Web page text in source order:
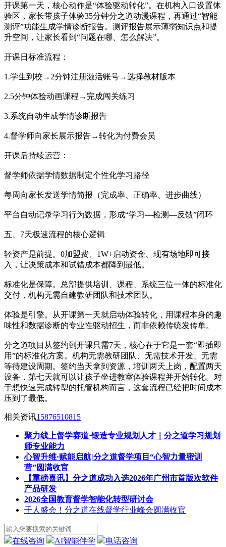
开课第一天，核心动作是“体验驱动转化”。在机构入口设置体
验区，家长带孩子体验35分钟分之道动漫课程，再通过“智能
测评”功能生成学情诊断报告。测评报告展示薄弱知识点和提
升空间，让家长看到“问题在哪、怎么解决”。
开课日标准流程：
1.学生到校→2分钟注册激活账号→选择教材版本
2.5分钟体验动画课程→完成闯关练习
3.系统自动生成学情诊断报告
4.督学师向家长展示报告→转化为付费会员
开课后持续运营：
督学师依据学情数据制定个性化学习路径
每周向家长发送学情简报（完成率、正确率、进步曲线）
平台自动记录学习行为数据，形成“学习—检测—反馈”闭环
五、7天极速流程的核心逻辑
轻资产是前提。0加盟费、1W+启动资金、现有场地即可接
入，让决策成本和试错成本都降到最低。
标准化是保障。总部提供培训、课程、系统三位一体的标准化
交付，机构无需自建教研团队和技术团队。
体验是引擎。从开课第一天就启动体验转化，用课程本身的趣
味性和数据诊断的专业性驱动招生，而非依赖传统发传单。
分之道项目从签约到开课只需7天，核心在于它是一套“即插即
用”的标准化方案。机构无需教研团队、无需技术开发、无需
等待建设周期。签约当天拿到资源，培训两天上岗，配置两天
设备，第七天就可以让孩子坐进教室体验课程并开始转化。对
于想快速完成转型的托管机构而言，这套流程已经把时间成本
压到了最低。
相关资讯15876510815
聚力线上督学赛道·锻造专业规划人才｜分之道学习规划
师专业能力
心智升维·赋能启航|分之道督学项目“心智力量密训
营”圆满收官
【重磅喜讯】分之道成功入选2026年广州市首版次软件
产品研发
2026全国教育督学智能化转型研讨会
千人盛会！分之道在线督学行业峰会圆满收官
在线咨询 AI智能伴学 电话咨询